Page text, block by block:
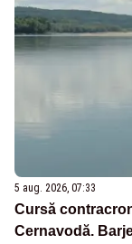
5 aug. 2026, 07:33
Cursă
Cernavodă.